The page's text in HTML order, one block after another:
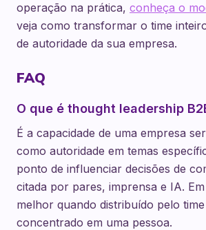
operação na prática, conheça o
veja como transformar o time
de autoridade da sua empresa.
FAQ
O que é thought leadership
É a capacidade de uma empresa
como autoridade em temas
ponto de influenciar decisões de
citada por pares, imprensa e IA.
melhor quando distribuído pelo
concentrado em uma pessoa.